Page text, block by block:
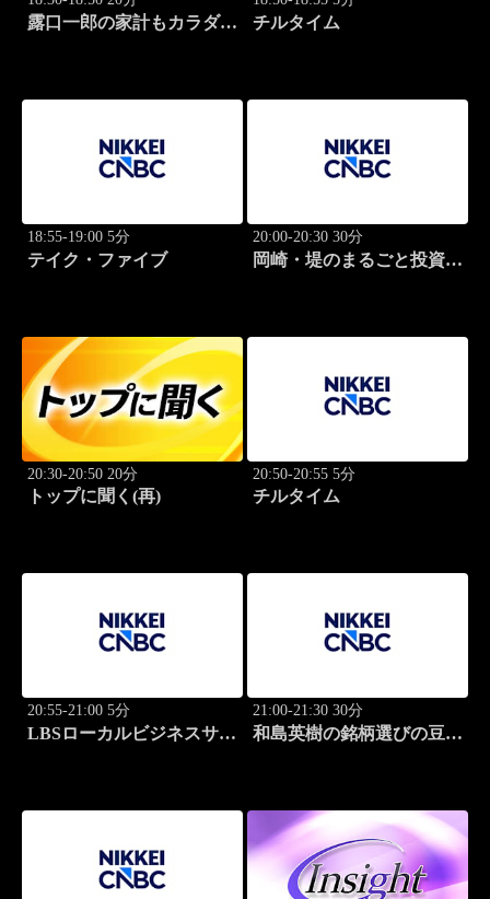
露口一郎の家計もカラダも
チルタイム
18:55-19:00 5分
テイク・ファイブ
20:00-20:30 30分
岡崎・堤のまるごと投資道
20:30-20:50 20分
トップに聞く(再)
20:50-20:55 5分
チルタイム
20:55-21:00 5分
LBSローカルビジネスサテ
21:00-21:30 30分
和島英樹の銘柄選びの豆知